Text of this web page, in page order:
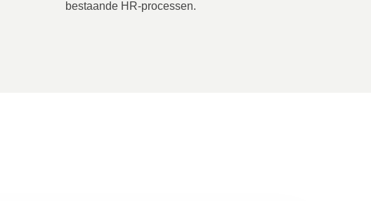
bestaande HR-processen.